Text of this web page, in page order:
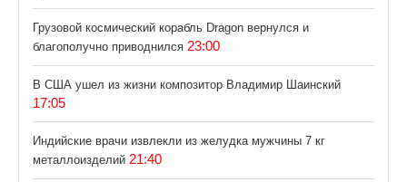
Грузовой космический корабль Dragon вернулся и
благополучно приводнился 23:00
В США ушел из жизни композитор Владимир Шаинский
17:05
Индийские врачи извлекли из желудка мужчины 7 кг
металлоизделий 21:40